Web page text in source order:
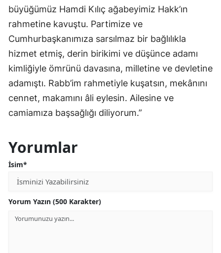
büyüğümüz Hamdi Kılıç ağabeyimiz Hakk’ın
rahmetine kavuştu. Partimize ve
Cumhurbaşkanımıza sarsılmaz bir bağlılıkla
hizmet etmiş, derin birikimi ve düşünce adamı
kimliğiyle ömrünü davasına, milletine ve devletine
adamıştı. Rabb’im rahmetiyle kuşatsın, mekânını
cennet, makamını âli eylesin. Ailesine ve
camiamıza başsağlığı diliyorum.”
Yorumlar
İsim*
Yorum Yazın (500 Karakter)